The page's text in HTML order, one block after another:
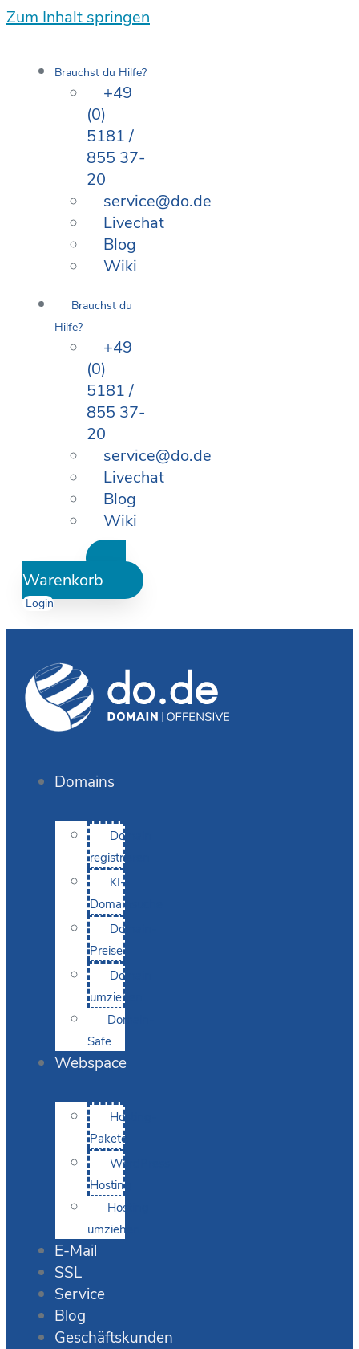
Zum Inhalt springen
Brauchst du Hilfe?
+49
(0)
5181 /
855 37-
20
service@do.de
Livechat
Blog
Wiki
Brauchst du
Hilfe?
+49
(0)
5181 /
855 37-
20
service@do.de
Livechat
Blog
Wiki
Warenkorb
Login
Domains
Domain
registrieren
KI-
Domainsuche
Domain-
Preise
Domain
umziehen
Domain-
Safe
Webspace
Hosting-
Pakete
WordPress
Hosting
Hosting
umziehen
E-Mail
SSL
Service
Blog
Geschäftskunden